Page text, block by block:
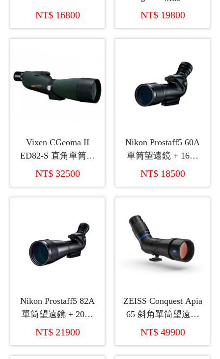
角單筒鏡+15倍調至
NT$ 16800
Endeavor HD 仰角單
變焦目鏡
NT$ 19800
Vixen CGeoma II
ED82-S 直角單筒望
遠鏡+21倍調至63倍
NT$ 32500
Nikon Prostaff5 60A
單筒望遠鏡 + 16倍
調至48倍變焦目鏡
NT$ 18500
Nikon Prostaff5 82A
單筒望遠鏡 + 20倍
調至60倍變焦目鏡
NT$ 21900
ZEISS Conquest Apia
65 斜角單筒望遠鏡
+原廠20-50倍變焦目
NT$ 49900